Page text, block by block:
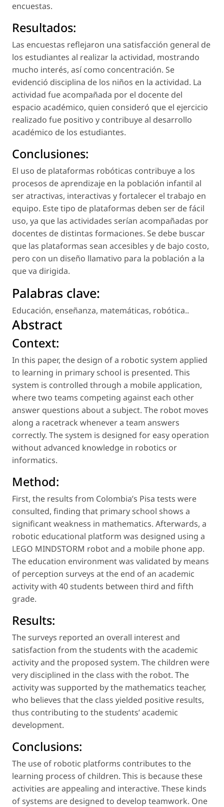
encuestas.
Resultados:
Las encuestas reflejaron una satisfacción general de
los estudiantes al realizar la actividad, mostrando
mucho interés, así como concentración. Se
evidenció disciplina de los niños en la actividad. La
actividad fue acompañada por el docente del
espacio académico, quien consideró que el ejercicio
realizado fue positivo y contribuye al desarrollo
académico de los estudiantes.
Conclusiones:
El uso de plataformas robóticas contribuye a los
procesos de aprendizaje en la población infantil al
ser atractivas, interactivas y fortalecer el trabajo en
equipo. Este tipo de plataformas deben ser de fácil
uso, ya que las actividades serían acompañadas por
docentes de distintas formaciones. Se debe buscar
que las plataformas sean accesibles y de bajo costo,
pero con un diseño llamativo para la población a la
que va dirigida.
Palabras clave:
Educación, enseñanza, matemáticas, robótica..
Abstract
Context:
In this paper, the design of a robotic system applied
to learning in primary school is presented. This
system is controlled through a mobile application,
where two teams competing against each other
answer questions about a subject. The robot moves
along a racetrack whenever a team answers
correctly. The system is designed for easy operation
without advanced knowledge in robotics or
informatics.
Method:
First, the results from Colombia’s Pisa tests were
consulted, finding that primary school shows a
significant weakness in mathematics. Afterwards, a
robotic educational platform was designed using a
LEGO MINDSTORM robot and a mobile phone app.
The education environment was validated by means
of perception surveys at the end of an academic
activity with 40 students between third and fifth
grade.
Results:
The surveys reported an overall interest and
satisfaction from the students with the academic
activity and the proposed system. The children were
very disciplined in the class with the robot. The
activity was supported by the mathematics teacher,
who believes that the class yielded positive results,
thus contributing to the students’ academic
development.
Conclusions:
The use of robotic platforms contributes to the
learning process of children. This is because these
activities are appealing and interactive. These kinds
of systems are designed to develop teamwork. One